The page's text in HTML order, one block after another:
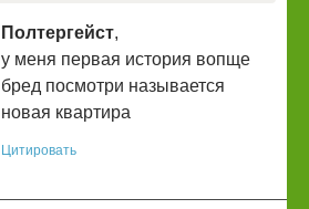
Полтергейст,
у меня первая история вопще
бред посмотри называется
новая квартира
Цитировать